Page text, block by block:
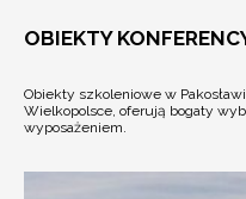
OBIEKTY
Obiekty szkoleniowe w
Wielkopolsce, oferują bogaty
wyposażeniem.